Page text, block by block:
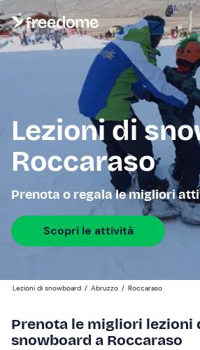
Lezioni di
Roccaraso
Prenota o regala le migliori
Scopri le attività
Lezioni di snowboard / Abruzzo / Roccaraso
Prenota le migliori lezioni
snowboard a Roccaraso